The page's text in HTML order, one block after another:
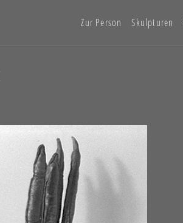
Zur Person Skulpturen